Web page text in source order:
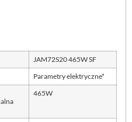
JAM72S20 465W SF
Parametry elektryczne*
465W